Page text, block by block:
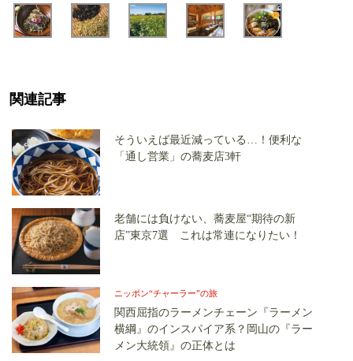
関連記事
そういえば最近減っている…！便利な
「通し営業」の蕎麦店3軒
老舗には負けない、蕎麦屋“期待の新
店”東京7選 これは常連になりたい！
ニッポン“チャーラー”の旅
関西屈指のラーメンチェーン『ラーメン
横綱』のインスパイア系？岡山の『ラー
メン大統領』の正体とは